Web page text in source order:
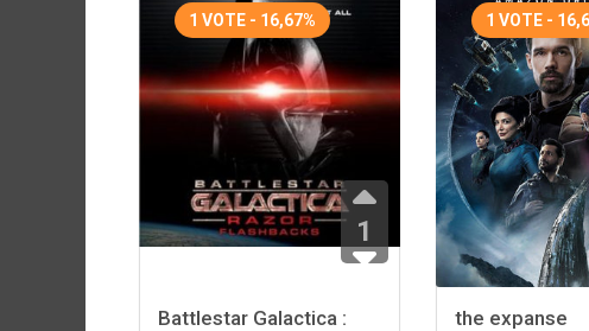
1 VOTE - 16,67%
1
Battlestar Galactica :
1 VOTE -
the expanse